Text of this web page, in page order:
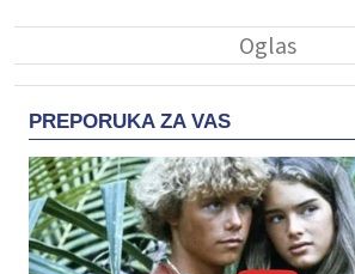
PREPORUKA ZA VAS